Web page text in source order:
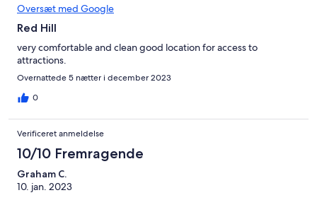
Oversæt med Google
Red Hill
very comfortable and clean good location for access to
attractions.
Overnattede 5 nætter i december 2023
0
Verificeret anmeldelse
10/10 Fremragende
Graham C.
10. jan. 2023